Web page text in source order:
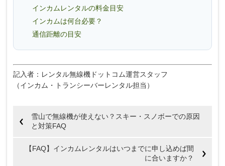
インカムレンタルの料金目安
インカムは何台必要？
通信距離の目安
記入者：レンタル無線機ドットコム運営スタッフ
（インカム・トランシーバーレンタル担当）
雪山で無線機が使えない？スキー・スノボーでの原因
と対策FAQ
【FAQ】インカムレンタルはいつまでに申し込めば間
に合いますか？